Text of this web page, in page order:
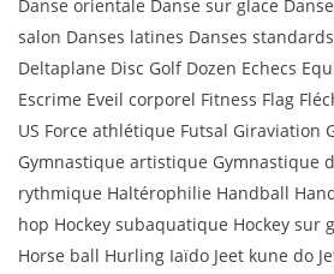
Danse orientale Danse sur glace
salon Danses latines Danses
Deltaplane Disc Golf Dozen Echecs
Escrime Eveil corporel Fitness Flag
US Force athlétique Futsal Giraviation
Gymnastique artistique Gymnastique
rythmique Haltérophilie Handball
hop Hockey subaquatique Hockey sur
Horse ball Hurling Iaïdo Jeet kune do